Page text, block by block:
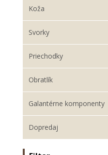
Koža
Svorky
Priechodky
Obratlík
Galantérne komponenty
Dopredaj